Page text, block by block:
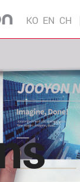
KO EN CH